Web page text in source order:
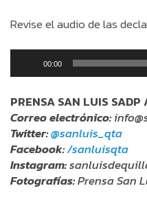
Revise el audio de las
Reproductor
00:00
PRENSA SAN LUIS
Correo electrónico:
Twitter:@sanluis_qta
Facebook:/sanluisqta
Instagram:
Fotografías:Prensa San